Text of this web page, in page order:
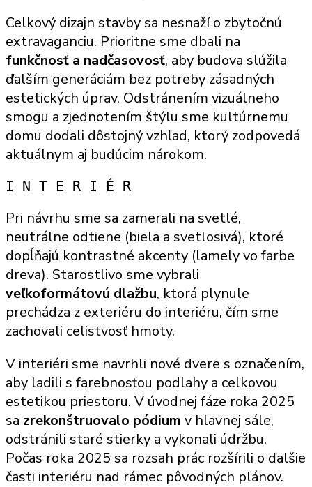
Celkový dizajn stavby sa nesnaží o zbytočnú
extravaganciu. Prioritne sme dbali na
funkčnosť a nadčasovosť, aby budova slúžila
ďalším generáciám bez potreby zásadných
estetických úprav. Odstránením vizuálneho
smogu a zjednotením štýlu sme kultúrnemu
domu dodali dôstojný vzhľad, ktorý zodpovedá
aktuálnym aj budúcim nárokom.
I N T E R I É R
Pri návrhu sme sa zamerali na svetlé,
neutrálne odtiene (biela a svetlosivá), ktoré
dopĺňajú kontrastné akcenty (lamely vo farbe
dreva). Starostlivo sme vybrali
veľkoformátovú dlažbu, ktorá plynule
prechádza z exteriéru do interiéru, čím sme
zachovali celistvosť hmoty.
V interiéri sme navrhli nové dvere s označením,
aby ladili s farebnosťou podlahy a celkovou
estetikou priestoru. V úvodnej fáze roka 2025
sa zrekonštruovalo pódium v hlavnej sále,
odstránili staré stierky a vykonali údržbu.
Počas roka 2025 sa rozsah prác rozšírili o ďalšie
časti interiéru nad rámec pôvodných plánov.